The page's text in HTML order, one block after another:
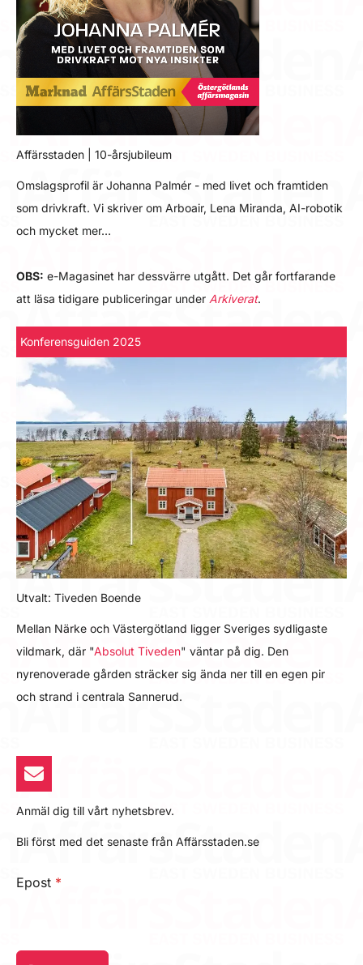
Affärsstaden | 10-årsjubileum
Omslagsprofil är Johanna Palmér - med livet och framtiden
som drivkraft. Vi skriver om Arboair, Lena Miranda, AI-robotik
och mycket mer…
OBS: e-Magasinet har dessvärre utgått. Det går fortfarande
att läsa tidigare publiceringar under Arkiverat.
Konferensguiden 2025
Utvalt: Tiveden Boende
Mellan Närke och Västergötland ligger Sveriges sydligaste
vildmark, där "Absolut Tiveden" väntar på dig. Den
nyrenoverade gården sträcker sig ända ner till en egen pir
och strand i centrala Sannerud.
Anmäl dig till vårt nyhetsbrev.
Bli först med det senaste från Affärsstaden.se
Epost *